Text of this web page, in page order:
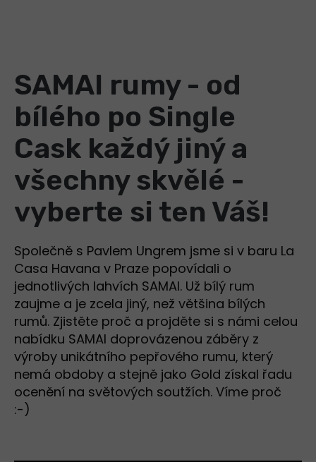
SAMAI rumy - od
bílého po Single
Cask každý jiný a
všechny skvělé -
vyberte si ten Váš!
Společně s Pavlem Ungrem jsme si v baru La
Casa Havana v Praze popovídali o
jednotlivých lahvích SAMAI. Už bílý rum
zaujme a je zcela jiný, než většina bílých
rumů. Zjistěte proč a projděte si s námi celou
nabídku SAMAI doprovázenou záběry z
výroby unikátního pepřového rumu, který
nemá obdoby a stejně jako Gold získal řadu
ocenění na světových soutžích. Víme proč
:-)